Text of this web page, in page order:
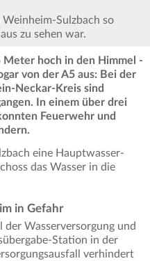
Sulzbach so
zu sehen war.
Meter hoch in den Himmel -
von der A5 aus: Bei der
Neckar-Kreis sind
In einem über drei
Feuerwehr und
eine Hauptwasser-
das Wasser in die
in Gefahr
Wasserversorgung und
Station in der
verhindert